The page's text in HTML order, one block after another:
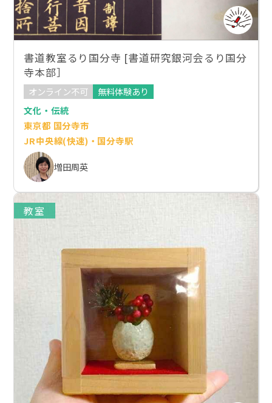
書道教室るり国分寺 [書道研究銀河会るり国分
寺本部］
オンライン不可
無料体験あり
文化・伝統
東京都 国分寺市
JR中央線(快速)・国分寺駅
増田周英
教室